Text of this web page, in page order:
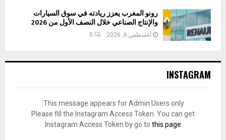
رونو المغرب يعزز ريادته في سوق السيارات
والإنتاج الصناعي خلال النصف الأول من 2026
أغسطس 6, 2026 0
INSTAGRAM
This message appears for Admin Users only:
Please fill the Instagram Access Token. You can get
Instagram Access Token by go to this page